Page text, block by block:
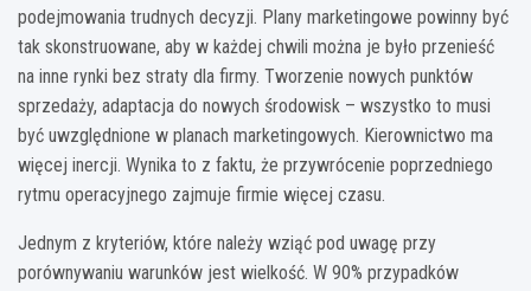
podejmowania trudnych decyzji. Plany marketingowe powinny być
tak skonstruowane, aby w każdej chwili można je było przenieść
na inne rynki bez straty dla firmy. Tworzenie nowych punktów
sprzedaży, adaptacja do nowych środowisk – wszystko to musi
być uwzględnione w planach marketingowych. Kierownictwo ma
więcej inercji. Wynika to z faktu, że przywrócenie poprzedniego
rytmu operacyjnego zajmuje firmie więcej czasu.
Jednym z kryteriów, które należy wziąć pod uwagę przy
porównywaniu warunków jest wielkość. W 90% przypadków